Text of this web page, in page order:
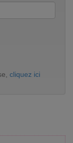
cliquez ici